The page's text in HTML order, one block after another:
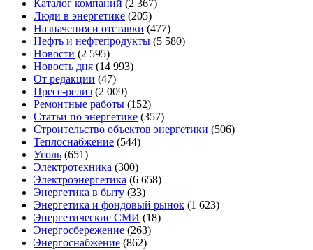
Каталог компаний (2 367)
Люди в энергетике (205)
Назначения и отставки (477)
Нефть и нефтепродукты (5 580)
Новости (2 595)
Новость дня (14 993)
От редакции (47)
Пресс-релиз (2 009)
Ремонтные работы (152)
Статьи по энергетике (357)
Строительство объектов энергетики (506)
Теплоснабжение (544)
Уголь (651)
Электротехника (300)
Электроэнергетика (6 658)
Энергетика в быту (33)
Энергетика и фондовый рынок (1 623)
Энергетические СМИ (18)
Энергосбережение (263)
Энергоснабжение (862)